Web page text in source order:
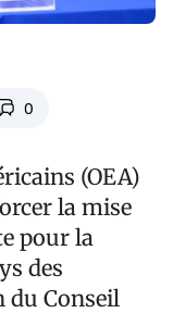
0
(OEA)
la mise
pour la
des
du Conseil